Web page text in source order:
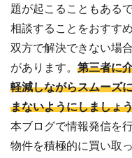
題が起こることもある
相談することをおすすめ
双方で解決できない場
があります。 第三者に
軽減しながらスムーズ
まないようにしましょ
本ブログで情報発信を
物件を積極的に買い取